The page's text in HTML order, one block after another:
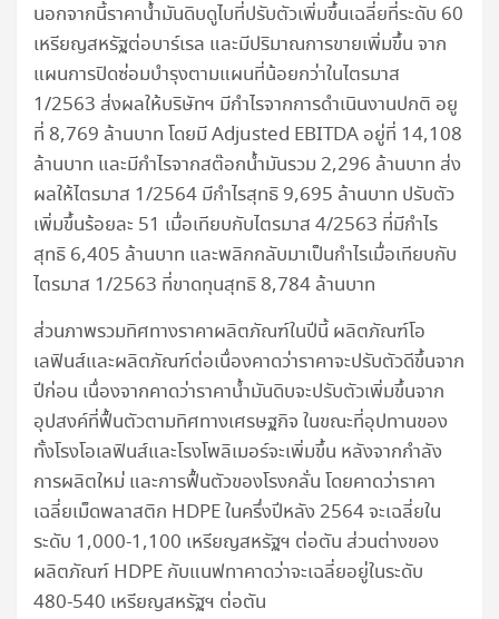
นอกจากนี้ราคาน้ำมันดิบดูไบที่ปรับตัวเพิ่มขึ้นเฉลี่ยที่ระดับ 60
เหรียญสหรัฐต่อบาร์เรล และมีปริมาณการขายเพิ่มขึ้น จาก
แผนการปิดซ่อมบำรุงตามแผนที่น้อยกว่าในไตรมาส
1/2563 ส่งผลให้บริษัทฯ มีกำไรจากการดำเนินงานปกติ อยู
ที่ 8,769 ล้านบาท โดยมี Adjusted EBITDA อยู่ที่ 14,108
ล้านบาท และมีกำไรจากสต๊อกน้ำมันรวม 2,296 ล้านบาท ส่ง
ผลให้ไตรมาส 1/2564 มีกำไรสุทธิ 9,695 ล้านบาท ปรับตัว
เพิ่มขึ้นร้อยละ 51 เมื่อเทียบกับไตรมาส 4/2563 ที่มีกำไร
สุทธิ 6,405 ล้านบาท และพลิกกลับมาเป็นกำไรเมื่อเทียบกับ
ไตรมาส 1/2563 ที่ขาดทุนสุทธิ 8,784 ล้านบาท
ส่วนภาพรวมทิศทางราคาผลิตภัณฑ์ในปีนี้ ผลิตภัณฑ์โอ
เลฟินส์และผลิตภัณฑ์ต่อเนื่องคาดว่าราคาจะปรับตัวดีขึ้นจาก
ปีก่อน เนื่องจากคาดว่าราคาน้ำมันดิบจะปรับตัวเพิ่มขึ้นจาก
อุปสงค์ที่ฟื้นตัวตามทิศทางเศรษฐกิจ ในขณะที่อุปทานของ
ทั้งโรงโอเลฟินส์และโรงโพลิเมอร์จะเพิ่มขึ้น หลังจากกำลัง
การผลิตใหม่ และการฟื้นตัวของโรงกลั่น โดยคาดว่าราคา
เฉลี่ยเม็ดพลาสติก HDPE ในครึ่งปีหลัง 2564 จะเฉลี่ยใน
ระดับ 1,000-1,100 เหรียญสหรัฐฯ ต่อตัน ส่วนต่างของ
ผลิตภัณฑ์ HDPE กับแนฟทาคาดว่าจะเฉลี่ยอยู่ในระดับ
480-540 เหรียญสหรัฐฯ ต่อตัน